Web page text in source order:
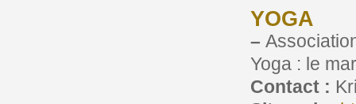
YOGA
–
Yoga : le
Contact :